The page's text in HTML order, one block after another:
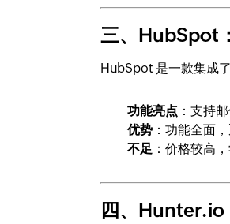
三、HubSpot
HubSpot 是一款集成
功能亮点 ：支持
优势 ：功能全面
不足 ：价格较高
四、Hunter.io